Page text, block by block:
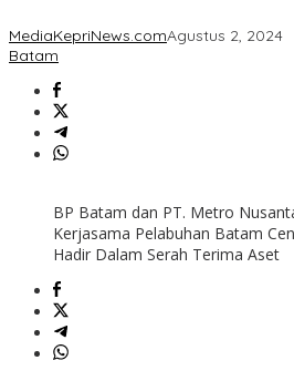
MediaKepriNews.comAgustus 2, 2024
Batam
BP Batam dan PT. Metro
Kerjasama Pelabuhan Batam
Hadir Dalam Serah Terima Aset